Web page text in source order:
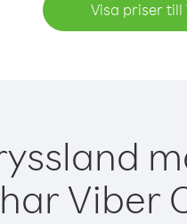
Visa priser till
Viber